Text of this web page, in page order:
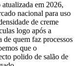
em 2026,
nacional para uso
de creme
logo após a
de quem faz processos
que o
polido de salão de